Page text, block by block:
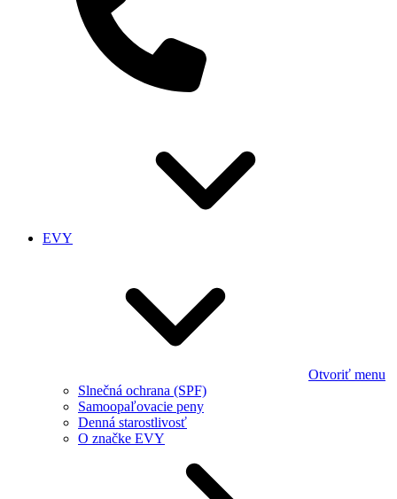
EVY
Otvoriť menu
Slnečná ochrana (SPF)
Samoopaľovacie peny
Denná starostlivosť
O značke EVY